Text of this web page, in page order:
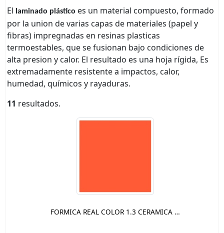
El laminado plástico es un material compuesto, formado
por la union de varias capas de materiales (papel y
fibras) impregnadas en resinas plasticas
termoestables, que se fusionan bajo condiciones de
alta presion y calor. El resultado es una hoja rígida, Es
extremadamente resistente a impactos, calor,
humedad, químicos y rayaduras.
11 resultados.
FORMICA REAL COLOR 1.3 CERAMICA …